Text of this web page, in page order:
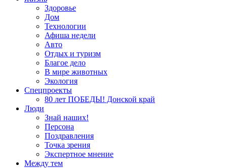
Здоровье
Дом
Технологии
Афиша недели
Авто
Отдых и туризм
Благое дело
В мире животных
Экология
Спецпроекты
80 лет ПОБЕДЫ! Донской край
Люди
Знай наших!
Персона
Поздравления
Точка зрения
Экспертное мнение
Между тем